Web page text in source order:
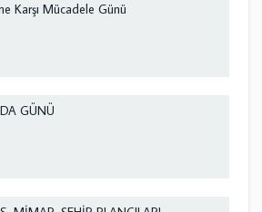
Karşı Mücadele Günü
GÜNÜ